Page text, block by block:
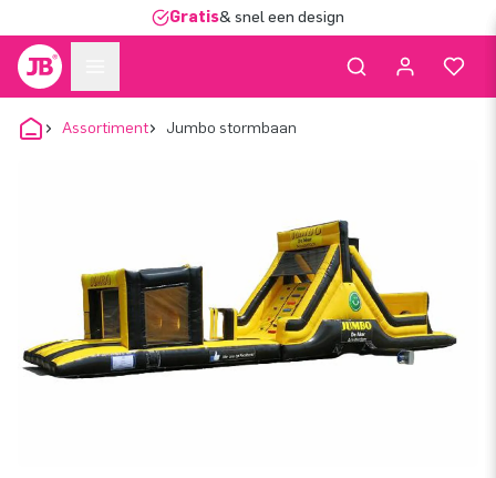
Gratis& snel een design
Assortiment Jumbo stormbaan